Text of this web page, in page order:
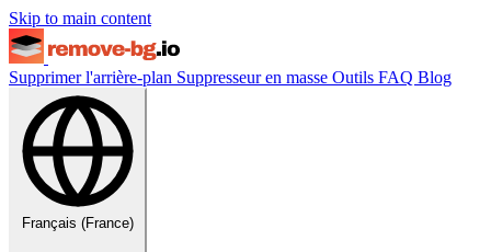
Skip to main content
Supprimer l'arrière-plan Suppresseur en masse Outils FAQ Blog
Français (France)